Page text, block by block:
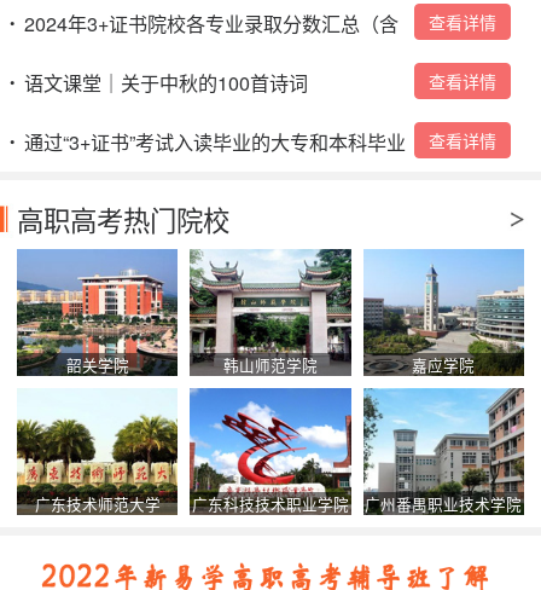
好扩招吗？
• 2024年3+证书院校各专业录取分数汇总（含
本科）→
查看详情
• 语文课堂｜关于中秋的100首诗词 查看详情
• 通过“3+证书”考试入读毕业的大专和本科毕业
证是怎么样的？
查看详情
高职高考热门院校
韶关学院 韩山师范学院 嘉应学院
广东技术师范大学 广东科技技术职业学院 广州番禺职业技术学院